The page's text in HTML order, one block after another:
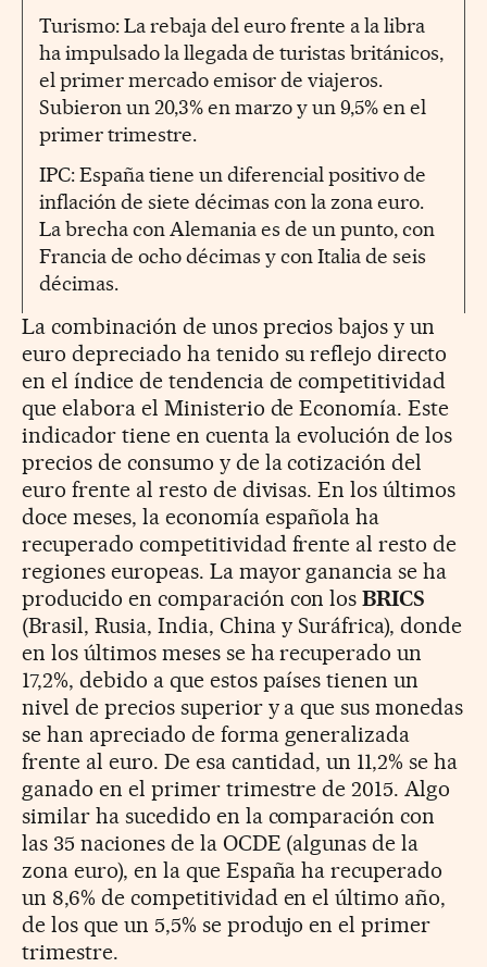
Turismo: La rebaja del euro frente a la libra
ha impulsado la llegada de turistas británicos,
el primer mercado emisor de viajeros.
Subieron un 20,3% en marzo y un 9,5% en el
primer trimestre.
IPC: España tiene un diferencial positivo de
inflación de siete décimas con la zona euro.
La brecha con Alemania es de un punto, con
Francia de ocho décimas y con Italia de seis
décimas.
La combinación de unos precios bajos y un
euro depreciado ha tenido su reflejo directo
en el índice de tendencia de competitividad
que elabora el Ministerio de Economía. Este
indicador tiene en cuenta la evolución de los
precios de consumo y de la cotización del
euro frente al resto de divisas. En los últimos
doce meses, la economía española ha
recuperado competitividad frente al resto de
regiones europeas. La mayor ganancia se ha
producido en comparación con losBRICS
(Brasil, Rusia, India, China y Suráfrica), donde
en los últimos meses se ha recuperado un
17,2%, debido a que estos países tienen un
nivel de precios superior y a que sus monedas
se han apreciado de forma generalizada
frente al euro. De esa cantidad, un 11,2% se ha
ganado en el primer trimestre de 2015. Algo
similar ha sucedido en la comparación con
las 35 naciones de la OCDE (algunas de la
zona euro), en la que España ha recuperado
un 8,6% de competitividad en el último año,
de los que un 5,5% se produjo en el primer
trimestre.